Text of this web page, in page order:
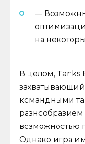
—
на
В целом, Tanks
командными
разнообразием
возможностью
Однако игра